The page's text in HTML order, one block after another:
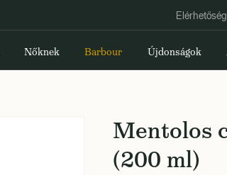
Nőknek Barbour Újdonságok
Mentolos
(200 ml)